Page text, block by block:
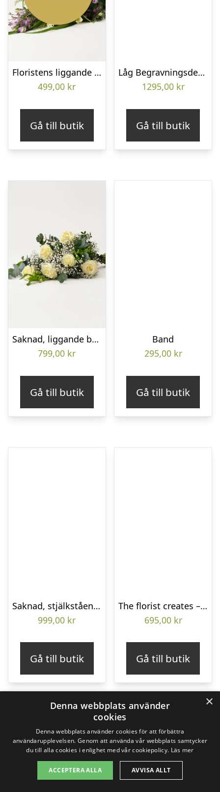
Floristens liggande bukett
499,00 kr
Gå till butik
Låg Begravningsdekoration
1295,00 kr
Gå till butik
Saknad, liggande bukett
799,00 kr
Gå till butik
Band
295,00 kr
Gå till butik
Saknad, stjälkstående bukett
999,00 kr
Gå till butik
The florist creates – Funeral bouquet
695,00 kr
Gå till butik
×
Denna webbplats använder
cookies
Denna webbplats använder cookies för att förbättra
användarupplevelsen. Genom att använda vår webbplats samtycker
du till alla cookies i enlighet med vår cookiepolicy. Läs mer
ACCEPTERA ALLA AVVISA ALLT